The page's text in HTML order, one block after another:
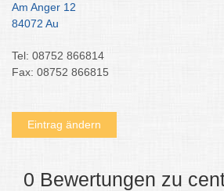
Am Anger 12
84072 Au
Tel: 08752 866814
Fax: 08752 866815
Eintrag ändern
0 Bewertungen zu